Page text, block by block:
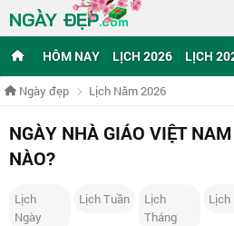
NGÀY ĐẸP.com
HÔM NAY LỊCH 2026 LỊCH
Ngày đẹp Lịch Năm 2026
NGÀY NHÀ GIÁO VIỆT
NÀO?
Lịch
Ngày
Lịch Tuần
Lịch
Tháng
Lịch